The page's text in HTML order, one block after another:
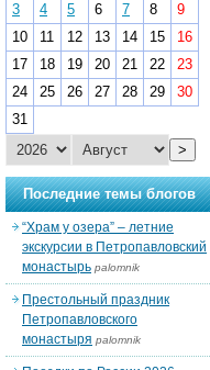
3
4 5 6 7 8
9
10
11 12 13 14 15
16
17
18 19 20 21 22
23
24
25 26 27 28 29
30
31
>
Последние темы блогов
“Храм у озера” – летние
экскурсии в Петропавловский
монастырь palomnik
Престольный праздник
Петропавловского
монастыря palomnik